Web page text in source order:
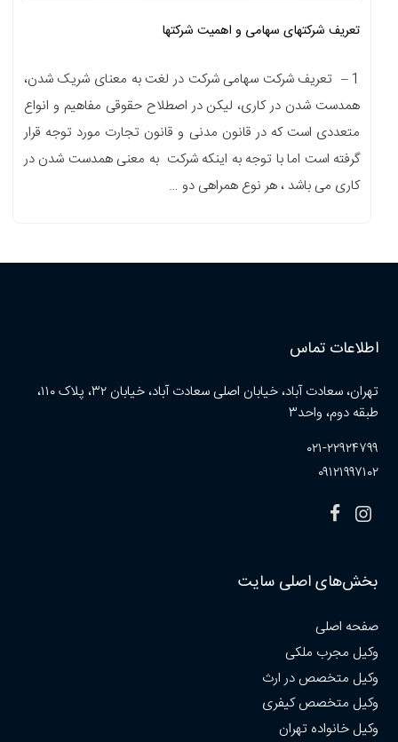
تعریف شرکتهای سهامی و اهمیت شرکتها
1 – تعریف شرکت سهامی شرکت در لغت به معنای شریک شدن،
همدست شدن در کاری، لیکن در اصطلاح حقوقی مفاهیم و انواع
متعددی است که در قانون مدنی و قانون تجارت مورد توجه قرار
گرفته است اما با توجه به اینکه شرکت به معنی همدست شدن در
کاری می باشد ، هر نوع همراهی دو …
اطلاعات تماس
تهران، سعادت آباد، خیابان اصلی سعادت آباد، خیابان ۳۲، پلاک ۱۱۰،
طبقه دوم، واحد۳
۰۲۱-۲۲۹۲۴۷۹۹
۰۹۱۲۱۹۹۷۱۰۲
بخش‌های اصلی سایت
صفحه اصلی
وکیل مجرب ملکی
وکیل متخصص در ارث
وکیل متخصص کیفری
وکیل خانواده تهران